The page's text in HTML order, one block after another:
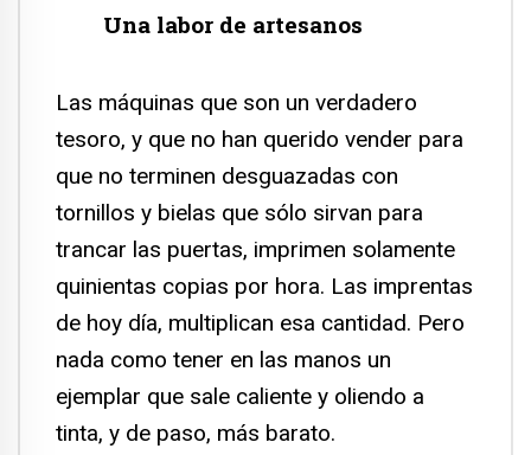
Una labor de artesanos
Las máquinas que son un verdadero
tesoro, y que no han querido vender para
que no terminen desguazadas con
tornillos y bielas que sólo sirvan para
trancar las puertas, imprimen solamente
quinientas copias por hora. Las imprentas
de hoy día, multiplican esa cantidad. Pero
nada como tener en las manos un
ejemplar que sale caliente y oliendo a
tinta, y de paso, más barato.